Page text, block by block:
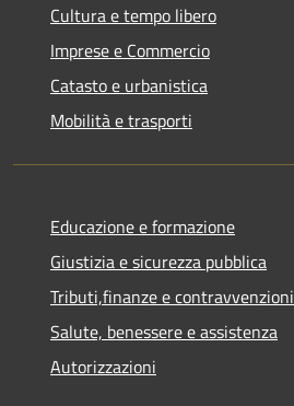
Cultura e tempo libero
Imprese e Commercio
Catasto e urbanistica
Mobilità e trasporti
Educazione e formazione
Giustizia e sicurezza pubblica
Tributi,finanze e contravvenzioni
Salute, benessere e assistenza
Autorizzazioni